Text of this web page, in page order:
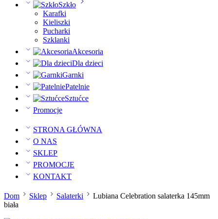
Szkło
Karafki
Kieliszki
Pucharki
Szklanki
Akcesoria
Dla dzieci
Garnki
Patelnie
Sztućce
Promocje
STRONA GŁÓWNA
O NAS
SKLEP
PROMOCJE
KONTAKT
Dom Sklep Salaterki
Lubiana Celebration salaterka 145mm
biała